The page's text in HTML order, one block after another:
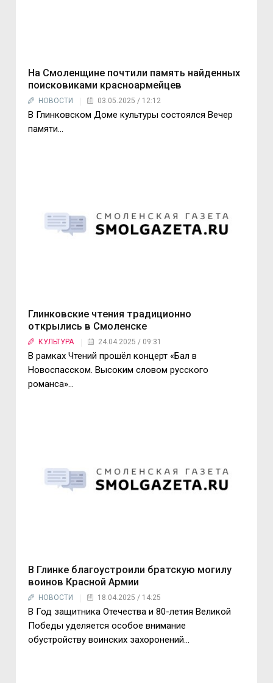
На Смоленщине почтили память найденных
поисковиками красноармейцев
НОВОСТИ 03.05.2025 / 12:12
В Глинковском Доме культуры состоялся Вечер
памяти...
Глинковские чтения традиционно
открылись в Смоленске
КУЛЬТУРА 24.04.2025 / 09:31
В рамках Чтений прошёл концерт «Бал в
Новоспасском. Высоким словом русского
романса»…
В Глинке благоустроили братскую могилу
воинов Красной Армии
НОВОСТИ 18.04.2025 / 14:25
В Год защитника Отечества и 80-летия Великой
Победы уделяется особое внимание
обустройству воинских захоронений...